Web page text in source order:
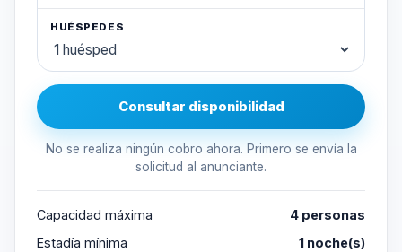
HUÉSPEDES
Consultar disponibilidad
No se realiza ningún cobro ahora. Primero se envía la
solicitud al anunciante.
Capacidad máxima
4 personas
Estadía mínima
1 noche(s)